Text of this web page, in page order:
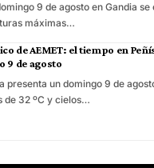
9 de agosto en Gandia
máximas…
de AEMET: el tiempo en
9 de agosto
presenta un domingo 9 de
de 32 ºC y cielos…